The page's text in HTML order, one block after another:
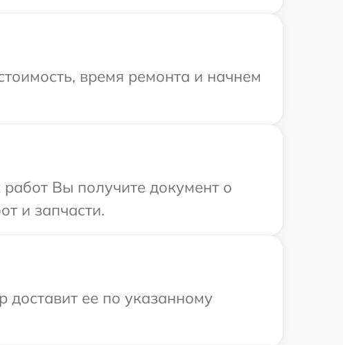
время ремонта и начнем
Вы получите документ о
и запчасти.
доставит ее по указанному